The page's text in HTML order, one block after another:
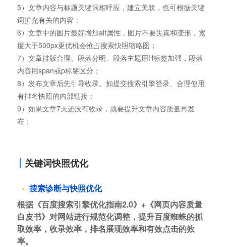
5）文章内容与标题关键词相呼应，建立关联，也可根据关键
词扩充有关的内容；
6）文章中的图片最好增加alt属性，图片不要失真和变形，宽
度大于500px更优机会抢占搜索快照缩略图；
7）文章排版合理、段落分明、段落主题用H标签加强，段落
内容用span或p标签区分；
8）发布文章后先引导收录。如提交搜索引擎登录、合理使用
有排名快照的内部链接；
9）如果文章7天还没有收录，就要提升文章内容质量再发
布；
关键词快照优化
搜索诊断与快照优化
根据《百度搜索引擎优化指南2.0》+《网页内容质量
白皮书》对网站进行规范化调整，提升百度蜘蛛的抓
取效率，收录效率，排名展现效率和有效点击的效
率。